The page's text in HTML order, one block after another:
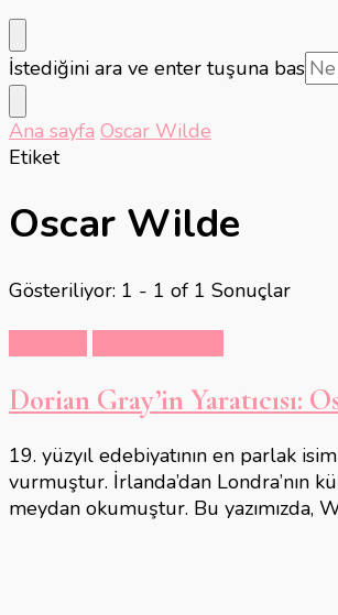
Bir
şey
mi
arıyorsunuz?
İstediğini ara ve enter tuşuna bas
Ana sayfa Oscar Wilde
Etiket
Oscar Wilde
Gösteriliyor: 1 - 1 of 1 Sonuçlar
Dorian Gray’in
19. yüzyıl edebiyatının en parlak
vurmuştur. İrlanda’dan Londra’nın
meydan okumuştur. Bu yazımızda,